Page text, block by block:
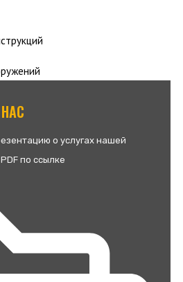
о услугах нашей
по ссылке